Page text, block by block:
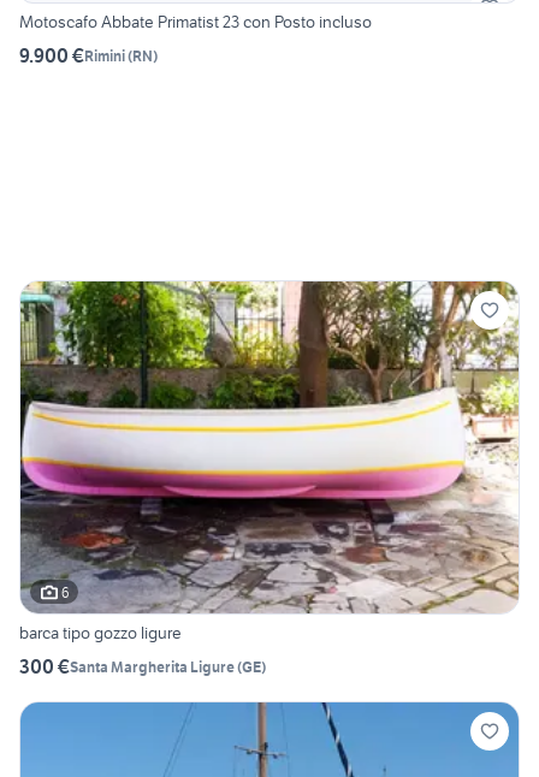
Motoscafo Abbate Primatist 23 con Posto incluso
9.900 €Rimini(RN)
6
barca tipo gozzo ligure
300 €Santa Margherita Ligure(GE)